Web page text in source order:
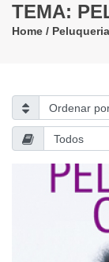
TEMA:
Home /